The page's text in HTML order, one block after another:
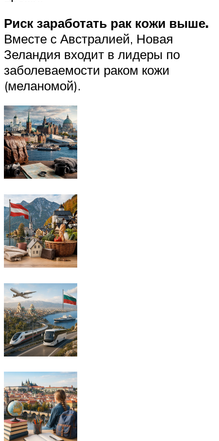
Риск заработать рак кожи выше.
Вместе с Австралией, Новая
Зеландия входит в лидеры по
заболеваемости раком кожи
(меланомой).